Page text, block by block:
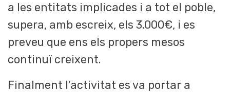
a les entitats implicades i a tot el poble,
supera, amb escreix, els 3.000€, i es
preveu que ens els propers mesos
continuï creixent.
Finalment l’activitat es va portar a